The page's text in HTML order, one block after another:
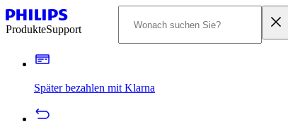
ProdukteSupport
Später bezahlen mit Klarna